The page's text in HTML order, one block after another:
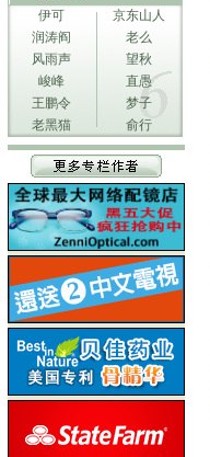
伊可
京东山人
润涛阎
老么
风雨声
望秋
峻峰
直愚
王鹏令
梦子
老黑猫
俞行